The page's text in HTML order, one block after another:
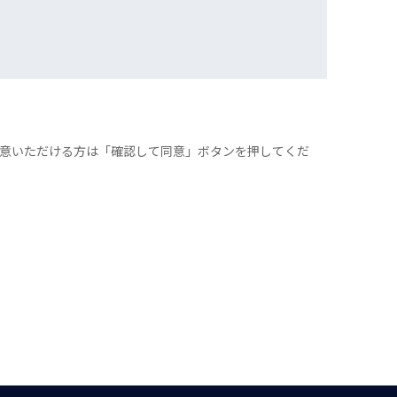
いただける方は「確認して同意」ボタンを押してくだ